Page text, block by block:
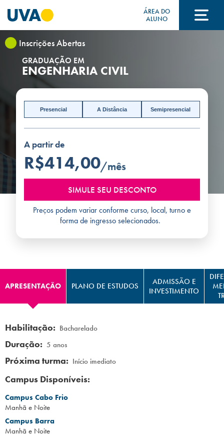
ÁREA DO
ALUNO
A UVA
CURSOS
FORMAS DE INGRESSO
FINANCIAMENTO E BOLSAS
Acontece na UVA
Campi/Unidades
Conclua sua Matrícula
ÁREA DO ALUNO
Inscrições Abertas
GRADUAÇÃO EM
ENGENHARIA CIVIL
Presencial A Distância Semipresencial
A partir de
R$414,00/mês
SIMULE SEU DESCONTO
Preços podem variar conforme curso, local, turno e
forma de ingresso selecionados.
APRESENTAÇÃO PLANO DE ESTUDOS
ADMISSÃO E
INVESTIMENTO
Habilitação: Bacharelado
Duração: 5 anos
Próxima turma: Início imediato
Campus Disponíveis:
Campus Cabo Frio
Manhã e Noite
Campus Barra
Manhã e Noite